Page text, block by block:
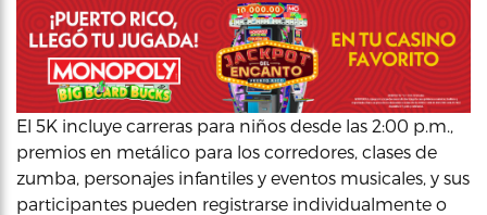
El 5K incluye carreras para niños desde las 2:00 p.m.,
premios en metálico para los corredores, clases de
zumba, personajes infantiles y eventos musicales, y sus
participantes pueden registrarse individualmente o